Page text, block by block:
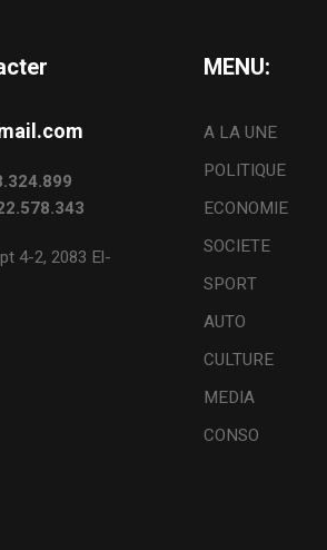
4-2, 2083 El-
MENU:
A LA UNE
POLITIQUE
ECONOMIE
SOCIETE
SPORT
AUTO
CULTURE
MEDIA
CONSO